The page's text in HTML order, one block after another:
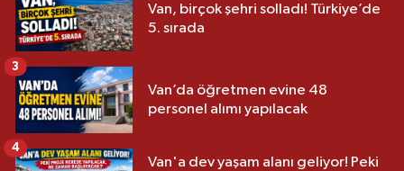
Van, birçok şehri solladı! Türkiye’de
5. sırada
Van’da öğretmen evine 48
personel alımı yapılacak
3
Van'a dev yaşam alanı geliyor! Peki
4